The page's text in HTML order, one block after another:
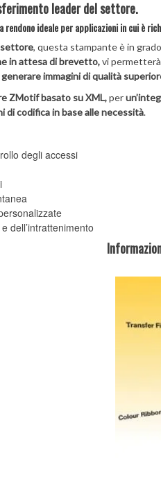
leader del settore.
rendono ideale per applicazioni in cui è
settore, questa stampante è in
in attesa di brevetto,vi
generare immagini di qualità
ZMotif basato su XML,per
di codifica in base alle necessità.
degli accessi
dell’intrattenimento